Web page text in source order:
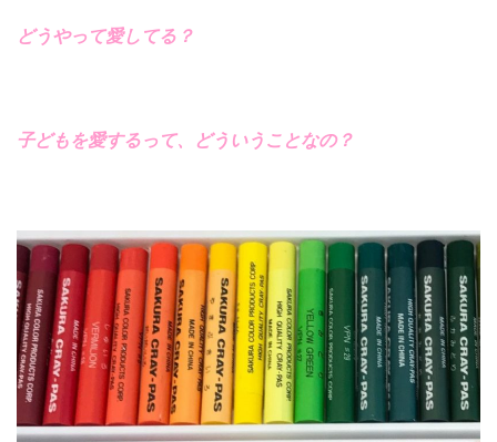
どうやって愛してる？
子どもを愛するって、どういうことなの？